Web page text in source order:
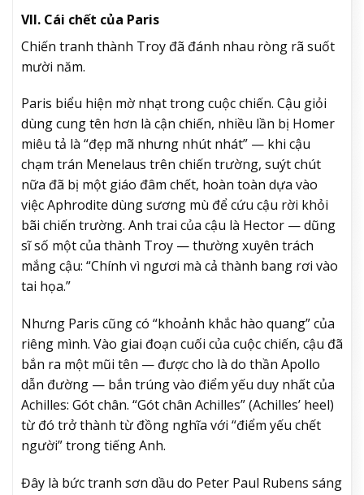
VII. Cái chết của Paris
Chiến tranh thành Troy đã đánh nhau ròng rã suốt
mười năm.
Paris biểu hiện mờ nhạt trong cuộc chiến. Cậu giỏi
dùng cung tên hơn là cận chiến, nhiều lần bị Homer
miêu tả là “đẹp mã nhưng nhút nhát” — khi cậu
chạm trán Menelaus trên chiến trường, suýt chút
nữa đã bị một giáo đâm chết, hoàn toàn dựa vào
việc Aphrodite dùng sương mù để cứu cậu rời khỏi
bãi chiến trường. Anh trai của cậu là Hector — dũng
sĩ số một của thành Troy — thường xuyên trách
mắng cậu: “Chính vì ngươi mà cả thành bang rơi vào
tai họa.”
Nhưng Paris cũng có “khoảnh khắc hào quang” của
riêng mình. Vào giai đoạn cuối của cuộc chiến, cậu đã
bắn ra một mũi tên — được cho là do thần Apollo
dẫn đường — bắn trúng vào điểm yếu duy nhất của
Achilles: Gót chân. “Gót chân Achilles” (Achilles’ heel)
từ đó trở thành từ đồng nghĩa với “điểm yếu chết
người” trong tiếng Anh.
Đây là bức tranh sơn dầu do Peter Paul Rubens sáng